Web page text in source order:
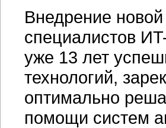
Внедрение
специалистов
уже 13 лет
технологий,
оптимально
помощи систем